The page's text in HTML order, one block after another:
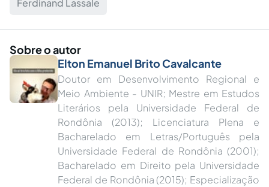
Ferdinand Lassale
Sobre o autor
Elton Emanuel Brito Cavalcante
Doutor em Desenvolvimento Regional e
Meio Ambiente - UNIR; Mestre em Estudos
Literários pela Universidade Federal de
Rondônia (2013); Licenciatura Plena e
Bacharelado em Letras/Português pela
Universidade Federal de Rondônia (2001);
Bacharelado em Direito pela Universidade
Federal de Rondônia (2015); Especialização